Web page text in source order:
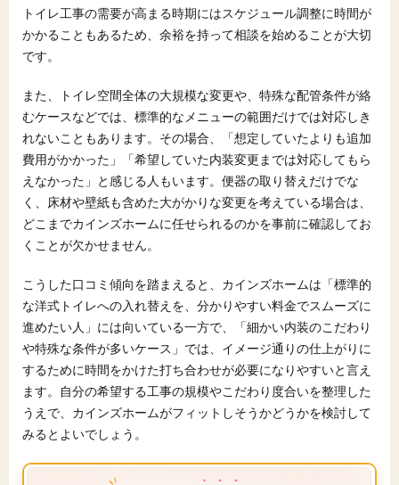
トイレ工事の需要が高まる時期にはスケジュール調整に時間が
かかることもあるため、余裕を持って相談を始めることが大切
です。
また、トイレ空間全体の大規模な変更や、特殊な配管条件が絡
むケースなどでは、標準的なメニューの範囲だけでは対応しき
れないこともあります。その場合、「想定していたよりも追加
費用がかかった」「希望していた内装変更までは対応してもら
えなかった」と感じる人もいます。便器の取り替えだけでな
く、床材や壁紙も含めた大がかりな変更を考えている場合は、
どこまでカインズホームに任せられるのかを事前に確認してお
くことが欠かせません。
こうした口コミ傾向を踏まえると、カインズホームは「標準的
な洋式トイレへの入れ替えを、分かりやすい料金でスムーズに
進めたい人」には向いている一方で、「細かい内装のこだわり
や特殊な条件が多いケース」では、イメージ通りの仕上がりに
するために時間をかけた打ち合わせが必要になりやすいと言え
ます。自分の希望する工事の規模やこだわり度合いを整理した
うえで、カインズホームがフィットしそうかどうかを検討して
みるとよいでしょう。